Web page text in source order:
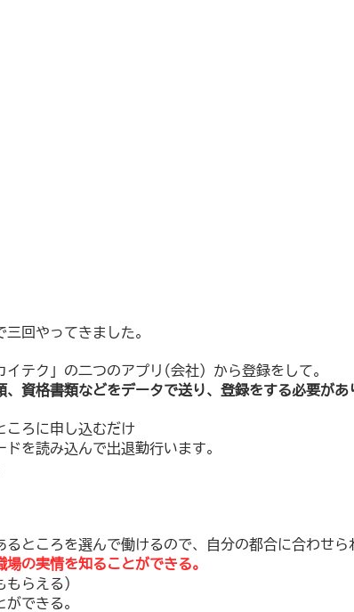
回やってきました。
テク」の二つのアプリ(会社）から登録をして。
、資格書類などをデータで送り、登録をする必要があ
ころに申し込むだけ
を読み込んで出退勤行います。
ところを選んで働けるので、自分の都合に合わせら
の実情を知ることができる。
らえる）
ができる。